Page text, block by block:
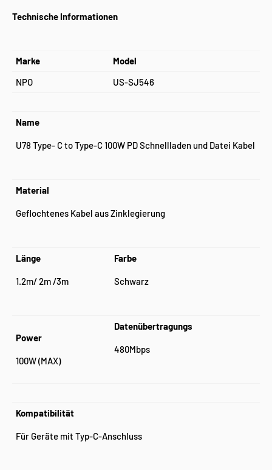
Technische Informationen
Marke
Model
NPO
US-SJ546
Name
U78 Type- C to Type-C 100W PD Schnellladen und Datei Kabel
Material
Geflochtenes Kabel aus Zinklegierung
Länge
1.2m/ 2m /3m
Farbe
Schwarz
Power
100W (MAX)
Datenübertragungs
480Mbps
Kompatibilität
Für Geräte mit Typ-C-Anschluss